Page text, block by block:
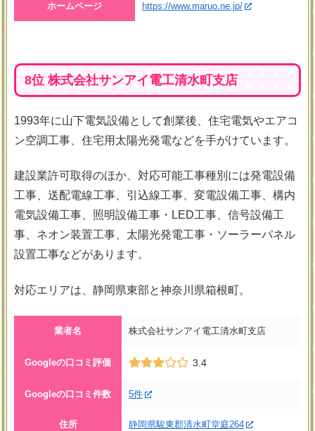
ホームページ https://www.maruo.ne.jp/
8位 株式会社サンアイ電工清水町支店
1993年に山下電気設備として創業後、住宅電気やエアコ
ン空調工事、住宅用太陽光発電などを手がけています。
建設業許可取得のほか、対応可能工事種別には発電設備
工事、送配電線工事、引込線工事、変電設備工事、構内
電気設備工事、照明設備工事・LED工事、信号設備工
事、ネオン装置工事、太陽光発電工事・ソーラーパネル
設置工事などがあります。
対応エリアは、静岡県東部と神奈川県箱根町。
業者名 株式会社サンアイ電工清水町支店
Googleの口コミ評価 3.4
Googleの口コミ件数 5件
住所 静岡県駿東郡清水町堂庭264